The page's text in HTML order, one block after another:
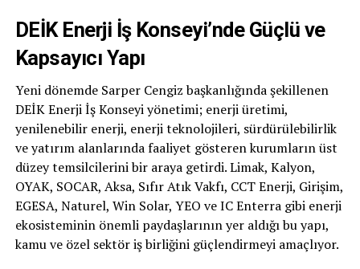
DEİK Enerji İş Konseyi’nde Güçlü ve
Kapsayıcı Yapı
Yeni dönemde Sarper Cengiz başkanlığında şekillenen
DEİK Enerji İş Konseyi yönetimi; enerji üretimi,
yenilenebilir enerji, enerji teknolojileri, sürdürülebilirlik
ve yatırım alanlarında faaliyet gösteren kurumların üst
düzey temsilcilerini bir araya getirdi. Limak, Kalyon,
OYAK, SOCAR, Aksa, Sıfır Atık Vakfı, CCT Enerji, Girişim,
EGESA, Naturel, Win Solar, YEO ve IC Enterra gibi enerji
ekosisteminin önemli paydaşlarının yer aldığı bu yapı,
kamu ve özel sektör iş birliğini güçlendirmeyi amaçlıyor.